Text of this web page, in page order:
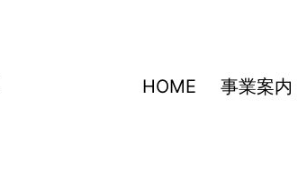
HOME 事業案内